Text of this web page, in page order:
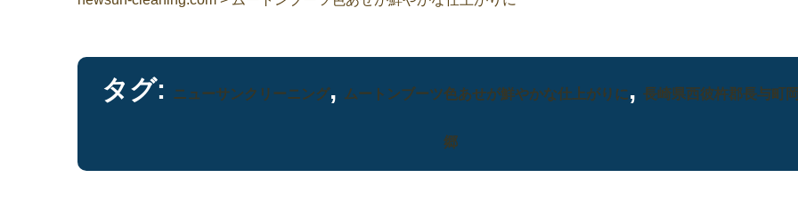
タグ: ニューサンクリーニング, ムートンブーツ色あせが鮮やかな仕上がりに , 長崎県西彼杵郡長与町
郷